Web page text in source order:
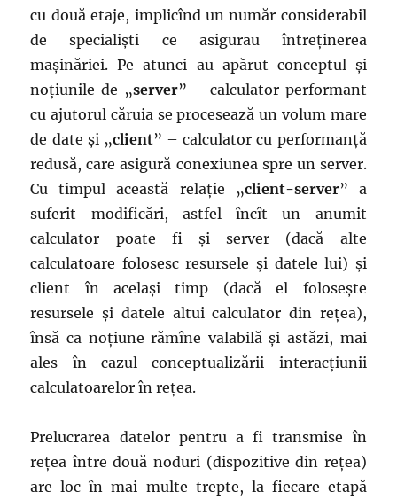
cu două etaje, implicînd un număr considerabil
de specialiști ce asigurau întreținerea
mașinăriei. Pe atunci au apărut conceptul și
noțiunile de „server” – calculator performant
cu ajutorul căruia se procesează un volum mare
de date și „client” – calculator cu performanță
redusă, care asigură conexiunea spre un server.
Cu timpul această relație „client-server” a
suferit modificări, astfel încît un anumit
calculator poate fi și server (dacă alte
calculatoare folosesc resursele și datele lui) și
client în același timp (dacă el folosește
resursele și datele altui calculator din rețea),
însă ca noțiune rămîne valabilă și astăzi, mai
ales în cazul conceptualizării interacțiunii
calculatoarelor în rețea.
Prelucrarea datelor pentru a fi transmise în
rețea între două noduri (dispozitive din rețea)
are loc în mai multe trepte, la fiecare etapă